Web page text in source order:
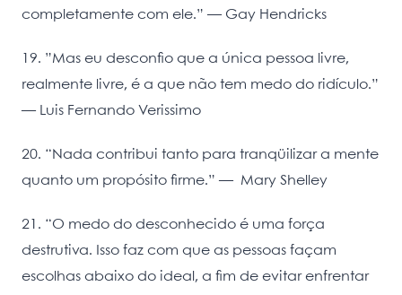
completamente com ele.” ― Gay Hendricks
19. ”Mas eu desconfio que a única pessoa livre,
realmente livre, é a que não tem medo do ridículo.”
— Luis Fernando Verissimo
20. “Nada contribui tanto para tranqüilizar a mente
quanto um propósito firme.” — Mary Shelley
21. “O medo do desconhecido é uma força
destrutiva. Isso faz com que as pessoas façam
escolhas abaixo do ideal, a fim de evitar enfrentar